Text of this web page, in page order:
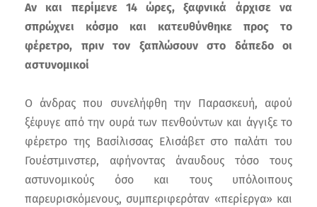
Αν και περίμενε 14 ώρες, ξαφνικά άρχισε να
σπρώχνει κόσμο και κατευθύνθηκε προς το
φέρετρο, πριν τον ξαπλώσουν στο δάπεδο οι
αστυνομικοί
Ο άνδρας που συνελήφθη την Παρασκευή, αφού
ξέφυγε από την ουρά των πενθούντων και άγγιξε το
φέρετρο της Βασίλισσας Ελισάβετ στο παλάτι του
Γουέστμινστερ, αφήνοντας άναυδους τόσο τους
αστυνομικούς όσο και τους υπόλοιπους
παρευρισκόμενους, συμπεριφερόταν «περίεργα» και